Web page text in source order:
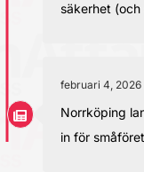
säkerhet
februari 4, 2026
Norrköping
in för